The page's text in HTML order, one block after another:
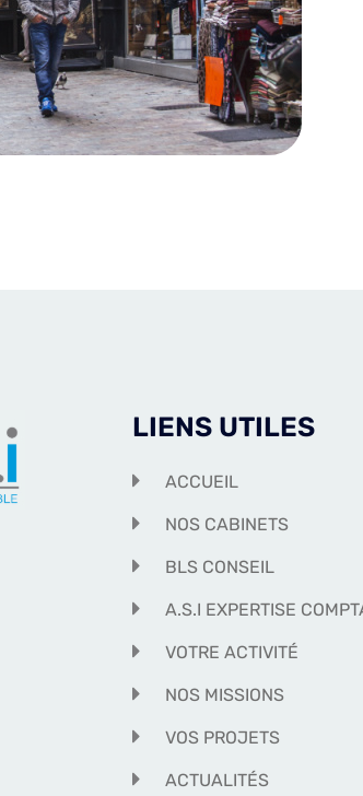
LIENS UTILES
ACCUEIL
NOS CABINETS
BLS CONSEIL
A.S.I EXPERTISE
VOTRE ACTIVITÉ
NOS MISSIONS
VOS PROJETS
ACTUALITÉS